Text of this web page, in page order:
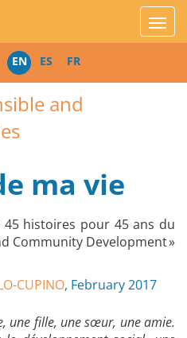
EN ES FR
and
ma vie
histoires pour 45 ans du
Community Development »
CUPINO, February 2017
une fille, une sœur, une amie.